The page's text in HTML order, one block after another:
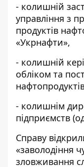
- колишній
управління з
продуктів
«Укрнафти»,
- колишній
обліком та
- колишнім
підприємств
Справу
«заволодіння
зловживання